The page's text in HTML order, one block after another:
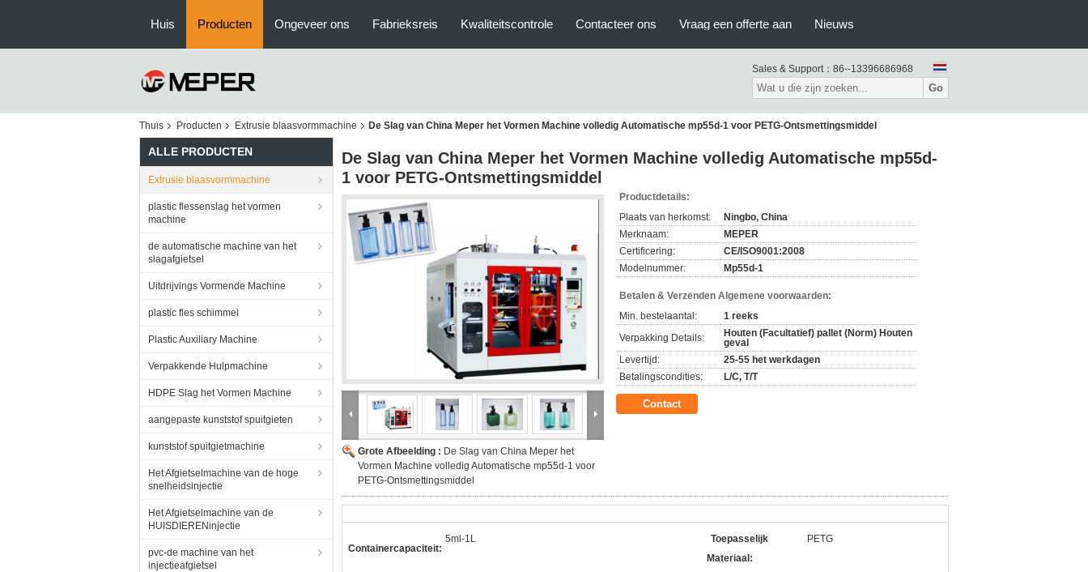
Huis Producten Ongeveer ons Fabrieksreis Kwaliteitscontrole Contacteer ons Vraag een offerte aan Nieuws
Sales & Support： 86--13396686968
Go
Thuis Producten Extrusie blaasvormmachine De Slag van China Meper het Vormen Machine volledig Automatische mp55d-1 voor PETG-Ontsmettingsmiddel
ALLE PRODUCTEN
Extrusie blaasvormmachine
plastic flessenslag het vormen
machine
de automatische machine van het
slagafgietsel
Uitdrijvings Vormende Machine
plastic fles schimmel
Plastic Auxiliary Machine
Verpakkende Hulpmachine
HDPE Slag het Vormen Machine
aangepaste kunststof spuitgieten
kunststof spuitgietmachine
Het Afgietselmachine van de hoge
snelheidsinjectie
Het Afgietselmachine van de
HUISDIERENinjectie
pvc-de machine van het
injectieafgietsel
De Slag van China Meper het Vormen Machine volledig Automatische mp55d-
1 voor PETG-Ontsmettingsmiddel
Grote Afbeelding : De Slag van China Meper het
Vormen Machine volledig Automatische mp55d-1 voor
PETG-Ontsmettingsmiddel
Productdetails:
Plaats van herkomst:
Ningbo, China
Merknaam:
MEPER
Certificering:
CE/ISO9001:2008
Modelnummer:
Mp55d-1
Betalen & Verzenden Algemene voorwaarden:
Min. bestelaantal:
1 reeks
Verpakking Details:
Houten (Facultatief) pallet (Norm) Houten
geval
Levertijd:
25-55 het werkdagen
Betalingscondities:
L/C, T/T
Contact
Containercapaciteit:
5ml-1L
Toepasselijk
Materiaal:
PETG